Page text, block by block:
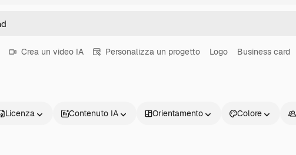
Crea un video IA Personalizza un progetto Logo Business card
Licenza Contenuto IA Orientamento Colore